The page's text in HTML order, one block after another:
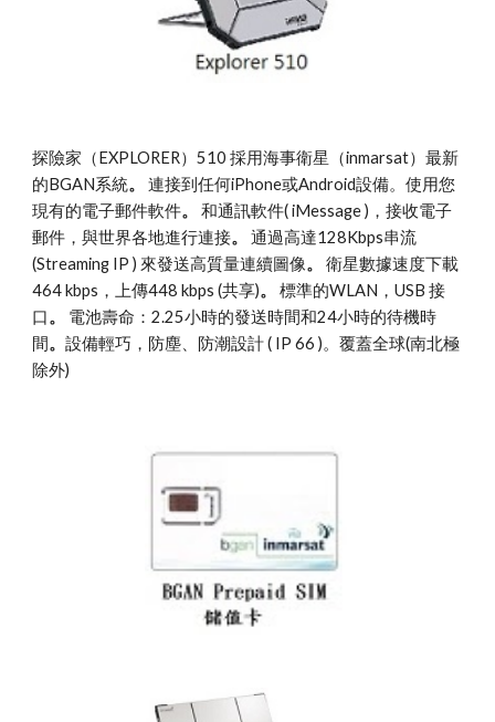
探險家（EXPLORER）510 採用海事衛星（inmarsat）最新
的BGAN系統。
連接到任何iPhone或Android設備。使用您
現有的電子郵件軟件。
和通訊軟件( iMessage )，接收電子
郵件，與世界各地進行連接。
通過高達128Kbps串流
(Streaming IP ) 來發送高質量連續圖像。
衛星數據速度下載
464 kbps，上傳448 kbps (共享)。
標準的WLAN，USB 接
口。
電池壽命：2.25小時的發送時間和24小時的待機時
間。設備輕巧，防塵、防潮設計 ( IP 66 )。覆蓋全球(南北極
除外)